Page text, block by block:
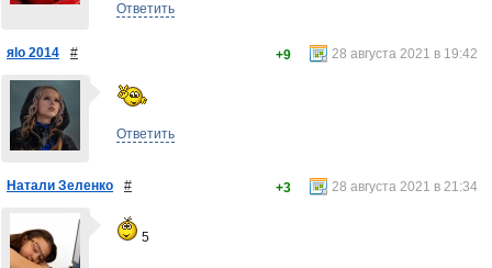
Ответить
яlo 2014 # 28 августа 2021 в 19:42
+9
Ответить
Натали Зеленко # 28 августа 2021 в 21:34
+3
5